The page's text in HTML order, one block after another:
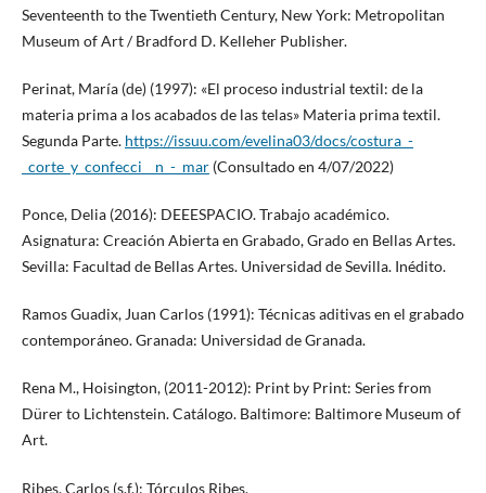
Seventeenth to the Twentieth Century, New York: Metropolitan
Museum of Art / Bradford D. Kelleher Publisher.
Perinat, María (de) (1997): «El proceso industrial textil: de la
materia prima a los acabados de las telas» Materia prima textil.
Segunda Parte. https://issuu.com/evelina03/docs/costura_-
_corte_y_confecci__n_-_mar(Consultado en 4/07/2022)
Ponce, Delia (2016): DEEESPACIO. Trabajo académico.
Asignatura: Creación Abierta en Grabado, Grado en Bellas Artes.
Sevilla: Facultad de Bellas Artes. Universidad de Sevilla. Inédito.
Ramos Guadix, Juan Carlos (1991): Técnicas aditivas en el grabado
contemporáneo. Granada: Universidad de Granada.
Rena M., Hoisington, (2011-2012): Print by Print: Series from
Dürer to Lichtenstein. Catálogo. Baltimore: Baltimore Museum of
Art.
Ribes, Carlos (s.f.): Tórculos Ribes,